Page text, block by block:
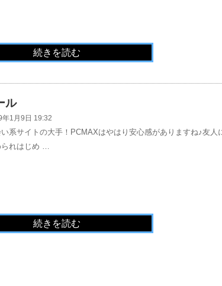
続きを読む
ル
年1月9日 19:32
い系サイトの大手！PCMAXはやはり安心感がありますね♪友人
られはじめ …
続きを読む